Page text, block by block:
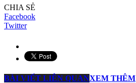
CHIA SẺ
Facebook
Twitter
BÀI VIẾT LIÊN QUANXEM THÊM